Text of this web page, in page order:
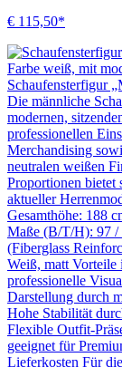
€ 115,50*
Schaufensterfigur
Die männliche
modernen,
professionellen
Merchandising
neutralen weißen
Proportionen bietet
aktueller
Gesamthöhe: 188
Maße (B/T/H): 97 /
(Fiberglass
Weiß, matt Vorteile
professionelle
Darstellung durch
Hohe Stabilität
Flexible Outfit-
geeignet für
Lieferkosten Für